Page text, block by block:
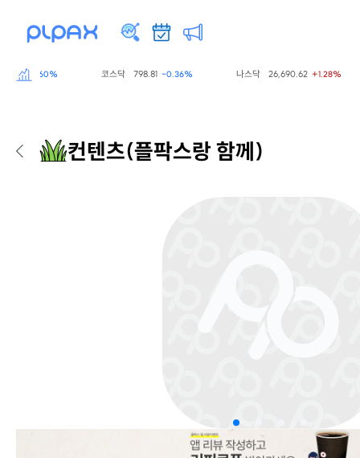
-0.60% 코스닥 798.81 -0.36% 나스닥 26,690.62 +1.28%
컨텐츠(플팍스랑 함께)